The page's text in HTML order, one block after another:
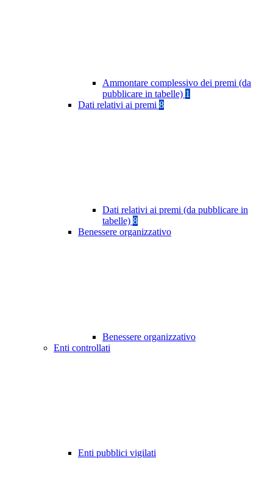
Ammontare complessivo dei premi (da
pubblicare in tabelle) 1
Dati relativi ai premi 8
Dati relativi ai premi (da pubblicare in
tabelle) 8
Benessere organizzativo
Benessere organizzativo
Enti controllati
Enti pubblici vigilati